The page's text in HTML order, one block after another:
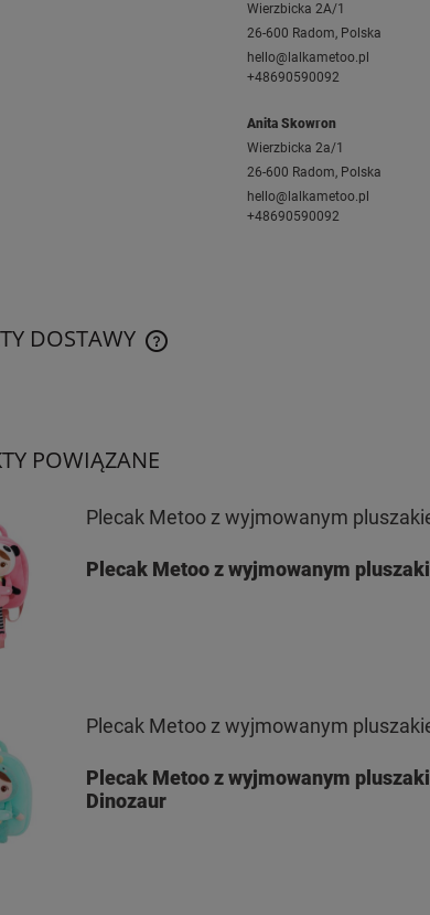
Wierzbicka 2A/1
26-600 Radom, Polska
hello@lalkametoo.pl
+48690590092
Anita Skowron
Wierzbicka 2a/1
26-600 Radom, Polska
hello@lalkametoo.pl
+48690590092
DOSTAWY
POWIĄZANE
Plecak Metoo z wyjmowanym
Plecak Metoo z wyjmowanym
Plecak Metoo z wyjmowanym
Plecak Metoo z wyjmowanym
Dinozaur